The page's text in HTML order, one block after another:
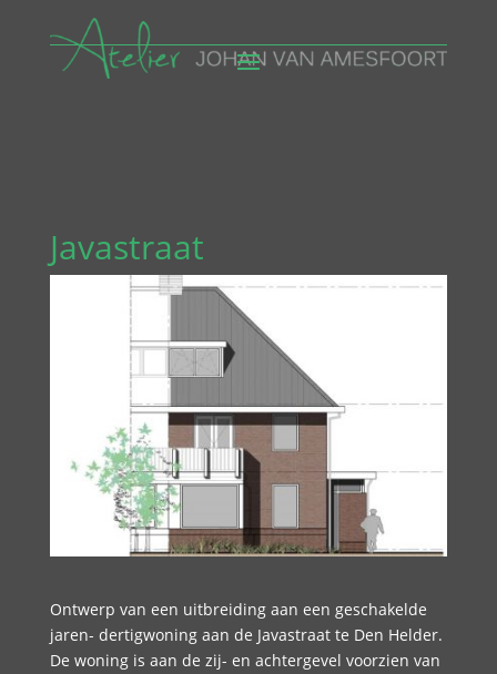
Javastraat
Ontwerp van een uitbreiding aan een geschakelde
jaren- dertigwoning aan de Javastraat te Den Helder.
De woning is aan de zij- en achtergevel voorzien van